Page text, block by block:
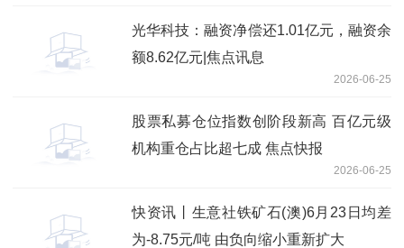
光华科技：融资净偿还1.01亿元，融资余
额8.62亿元|焦点讯息
2026-06-25
股票私募仓位指数创阶段新高 百亿元级
机构重仓占比超七成 焦点快报
2026-06-25
快资讯丨生意社铁矿石(澳)6月23日均差
为-8.75元/吨 由负向缩小重新扩大